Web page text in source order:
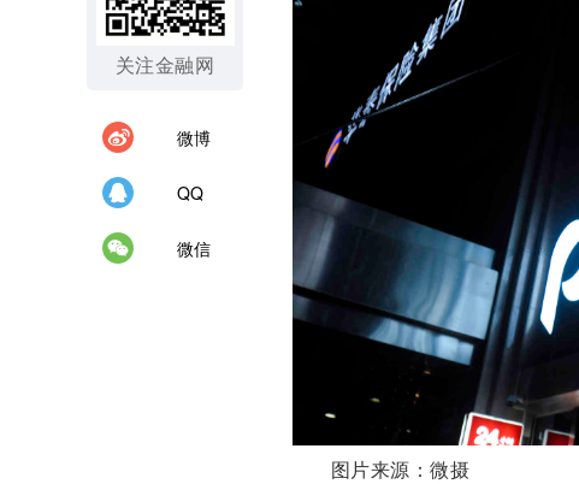
关注金融网
微博
QQ
微信
图片来源：微摄